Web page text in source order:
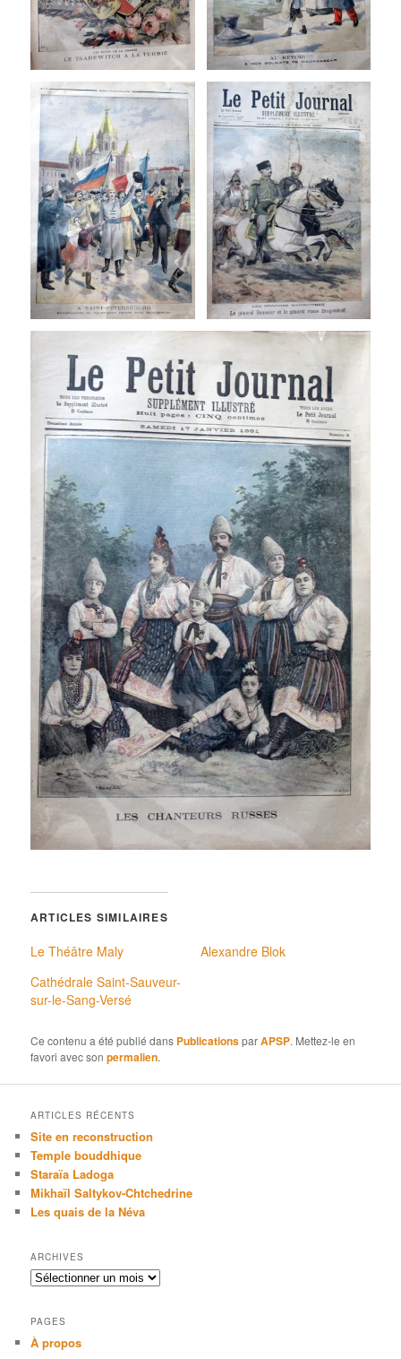
ARTICLES SIMILAIRES
Le Théâtre Maly
Alexandre Blok
Cathédrale Saint-Sauveur-
sur-le-Sang-Versé
Ce contenu a été publié dans PublicationsparAPSP. Mettez-le en
favori avec sonpermalien.
ARTICLES RÉCENTS
Site en reconstruction
Temple bouddhique
Staraïa Ladoga
Mikhaïl Saltykov-Chtchedrine
Les quais de la Néva
ARCHIVES
Archives
PAGES
À propos